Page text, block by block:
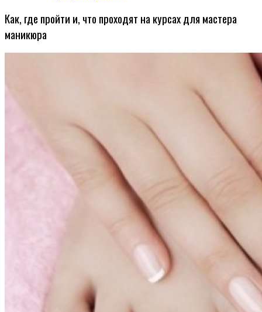
Как, где пройти и, что проходят на курсах для мастера
маникюра